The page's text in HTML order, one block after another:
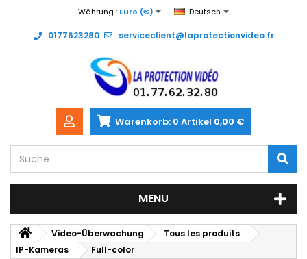
Währung : Euro (€) Deutsch
0177623280 serviceclient@laprotectionvideo.fr
Warenkorb: 0 Artikel 0,00 €
MENU
Video-Überwachung
Tous les produits
IP-Kameras
Full-color